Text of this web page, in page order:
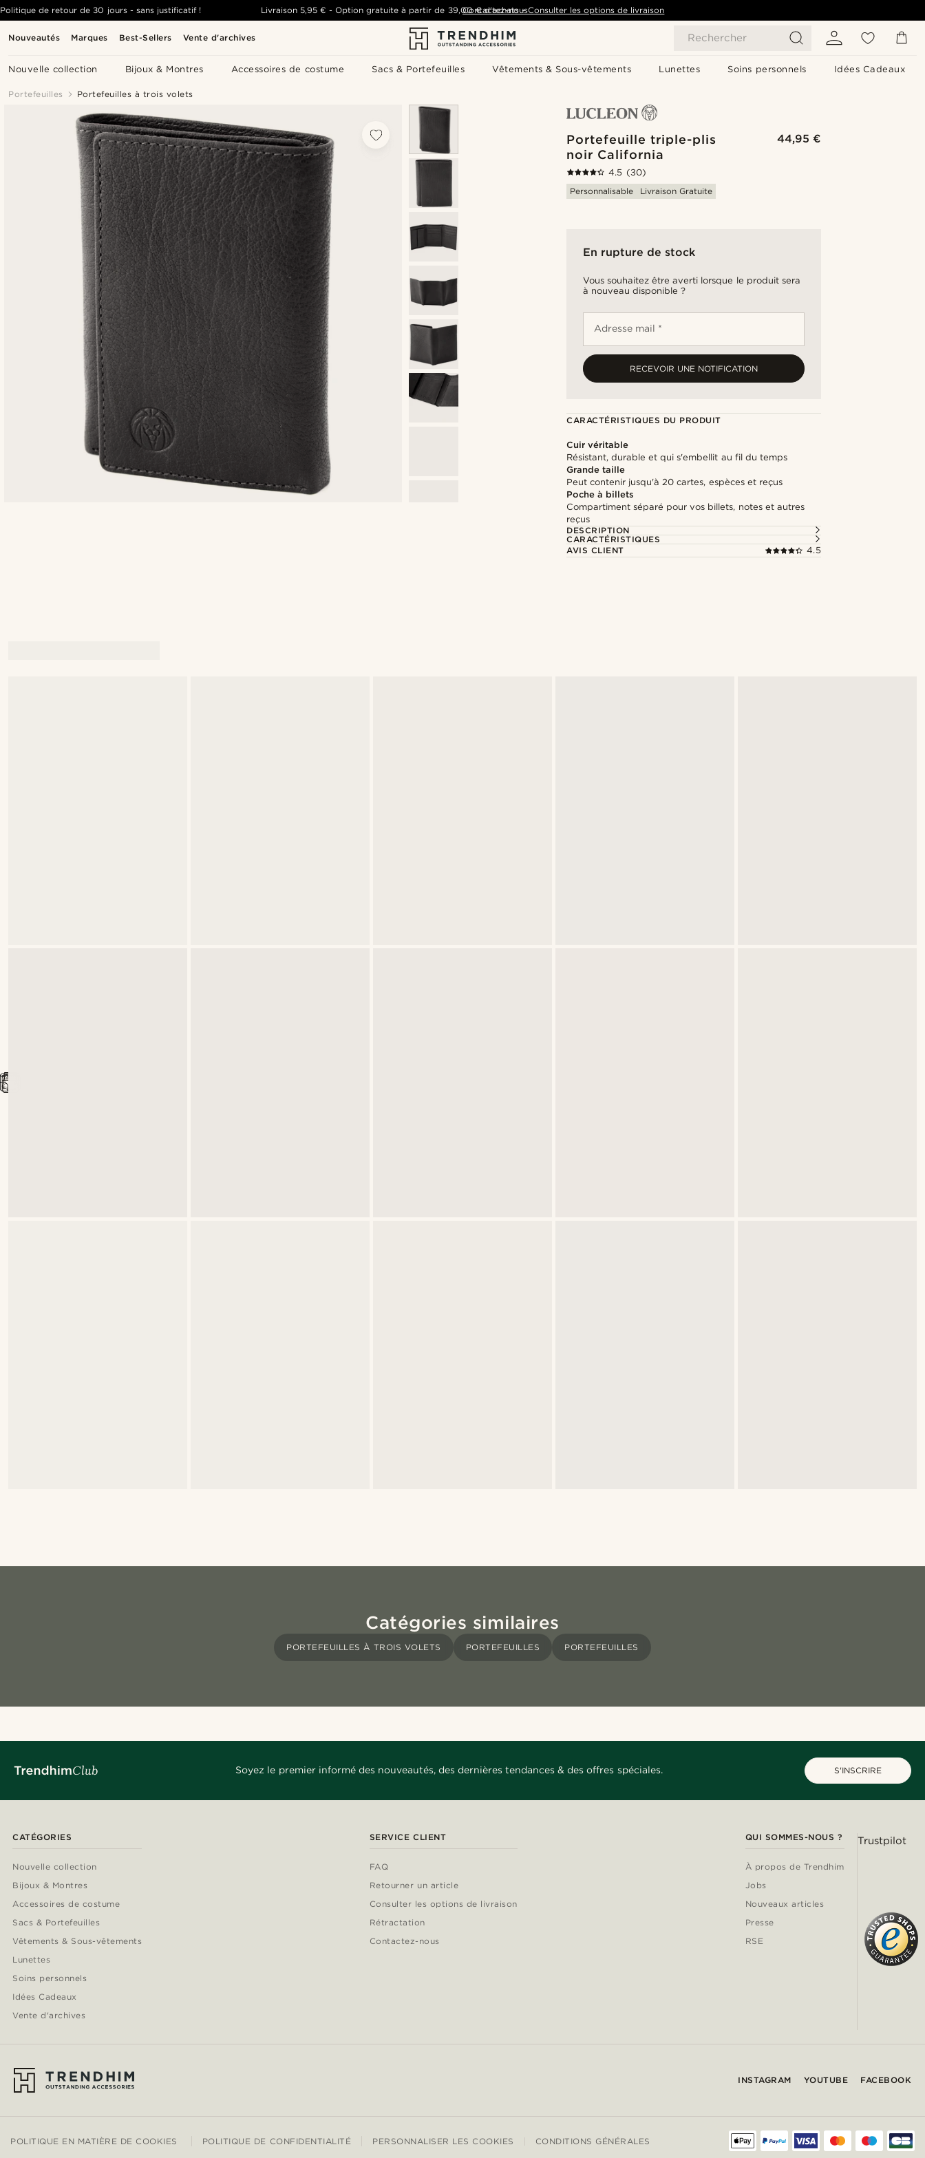
Nouveautés Marques Best-Sellers Vente d'archives Rechercher
Nouvelle collection Bijoux & Montres Accessoires de costume Sacs & Portefeuilles Vêtements & Sous-vêtements Lunettes Soins personnels Idées Cadeaux
Politique de retour de 30 jours - sans justificatif ! Livraison 5,95 € -Option gratuite à partir de 39,00 € d'achats- Consulter les options de livraison
Contactez-nous
Portefeuilles Portefeuilles à trois volets
Portefeuille triple-plis
noir California
44,95 €
4.5 (30)
Personnalisable
Livraison Gratuite
En rupture de stock
Vous souhaitez être averti lorsque le produit sera
à nouveau disponible ?
Adresse mail *
RECEVOIR UNE NOTIFICATION
CARACTÉRISTIQUES DU PRODUIT
Cuir véritable
Résistant, durable et qui s'embellit au fil du temps
Grande taille
Peut contenir jusqu'à 20 cartes, espèces et reçus
Poche à billets
Compartiment séparé pour vos billets, notes et autres
reçus
DESCRIPTION
CARACTÉRISTIQUES
AVIS CLIENT
4.5
Catégories similaires
PORTEFEUILLES À TROIS VOLETS PORTEFEUILLES PORTEFEUILLES
Soyez le premier informé des nouveautés, des dernières tendances & des offres spéciales. S'INSCRIRE
CATÉGORIES
Nouvelle collection
Bijoux & Montres
Accessoires de costume
Sacs & Portefeuilles
Vêtements & Sous-vêtements
Lunettes
Soins personnels
Idées Cadeaux
Vente d'archives
SERVICE CLIENT
FAQ
Retourner un article
Consulter les options de livraison
Rétractation
Contactez-nous
QUI SOMMES-NOUS ?
À propos de Trendhim
Jobs
Nouveaux articles
Presse
RSE
Trustpilot
INSTAGRAM YOUTUBE FACEBOOK
POLITIQUE EN MATIÈRE DE COOKIES POLITIQUE DE CONFIDENTIALITÉ PERSONNALISER LES COOKIES CONDITIONS GÉNÉRALES